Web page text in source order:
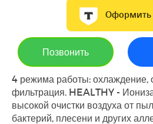
Оформить
Позвонить
4 режима работы: охлаждение,
фильтрация. HEALTHY -
высокой очистки воздуха от
бактерий, плесени и других